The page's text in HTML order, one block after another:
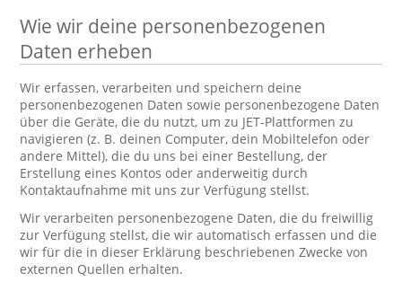
Wie wir deine personenbezogenen
Daten erheben
Wir erfassen, verarbeiten und speichern deine
personenbezogenen Daten sowie personenbezogene Daten
über die Geräte, die du nutzt, um zu JET-Plattformen zu
navigieren (z. B. deinen Computer, dein Mobiltelefon oder
andere Mittel), die du uns bei einer Bestellung, der
Erstellung eines Kontos oder anderweitig durch
Kontaktaufnahme mit uns zur Verfügung stellst.
Wir verarbeiten personenbezogene Daten, die du freiwillig
zur Verfügung stellst, die wir automatisch erfassen und die
wir für die in dieser Erklärung beschriebenen Zwecke von
externen Quellen erhalten.